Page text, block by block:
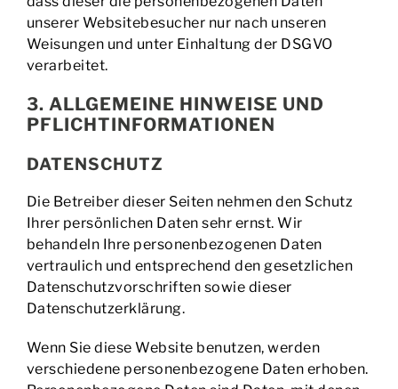
unserer Websitebesucher nur nach unseren
Weisungen und unter Einhaltung der DSGVO
verarbeitet.
3. ALLGEMEINE HINWEISE UND
PFLICHT­INFORMATIONEN
DATENSCHUTZ
Die Betreiber dieser Seiten nehmen den Schutz
Ihrer persönlichen Daten sehr ernst. Wir
behandeln Ihre personenbezogenen Daten
vertraulich und entsprechend den gesetzlichen
Datenschutzvorschriften sowie dieser
Datenschutzerklärung.
Wenn Sie diese Website benutzen, werden
verschiedene personenbezogene Daten erhoben.